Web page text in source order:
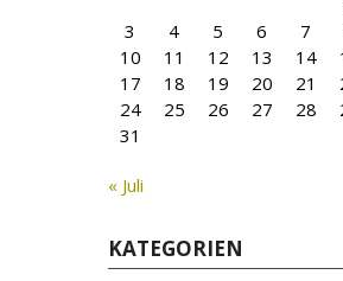
3
4 5 6 7
10
11 12 13 14
17
18 19 20 21
24
25 26 27 28
31
« Juli
KATEGORIEN